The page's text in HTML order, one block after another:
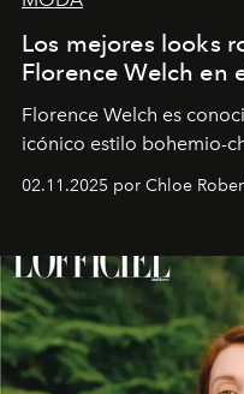
Los mejores looks
Florence Welch en
Florence Welch es
icónico estilo bohemio-
02.11.2025 por Chloe